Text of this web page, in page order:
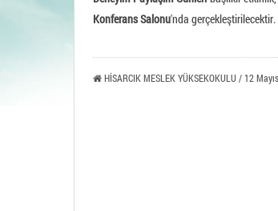
Konferans Salonu'nda gerçekleştirilecektir.
HİSARCIK MESLEK YÜKSEKOKULU / 12